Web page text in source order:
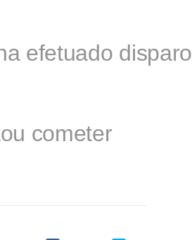
efetuado disparo
cometer